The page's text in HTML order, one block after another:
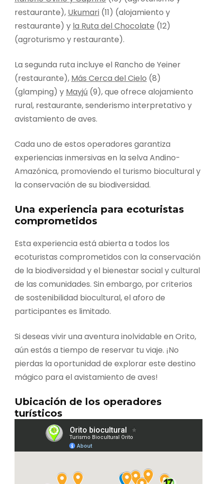
restaurante), Ukumari (11) (alojamiento y
restaurante) y la Ruta del Chocolate (12)
(agroturismo y restaurante).
La segunda ruta incluye el Rancho de Yeiner
(restaurante), Más Cerca del Cielo (8)
(glamping) y Mayjú (9), que ofrece alojamiento
rural, restaurante, senderismo interpretativo y
avistamiento de aves.
Cada uno de estos operadores garantiza
experiencias inmersivas en la selva Andino-
Amazónica, promoviendo el turismo biocultural y
la conservación de su biodiversidad.
Una experiencia para ecoturistas
comprometidos
Esta experiencia está abierta a todos los
ecoturistas comprometidos con la conservación
de la biodiversidad y el bienestar social y cultural
de las comunidades. Sin embargo, por criterios
de sostenibilidad biocultural, el aforo de
participantes es limitado.
Si deseas vivir una aventura inolvidable en Orito,
aún estás a tiempo de reservar tu viaje. ¡No
pierdas la oportunidad de explorar este destino
mágico para el avistamiento de aves!
Ubicación de los operadores
turísticos